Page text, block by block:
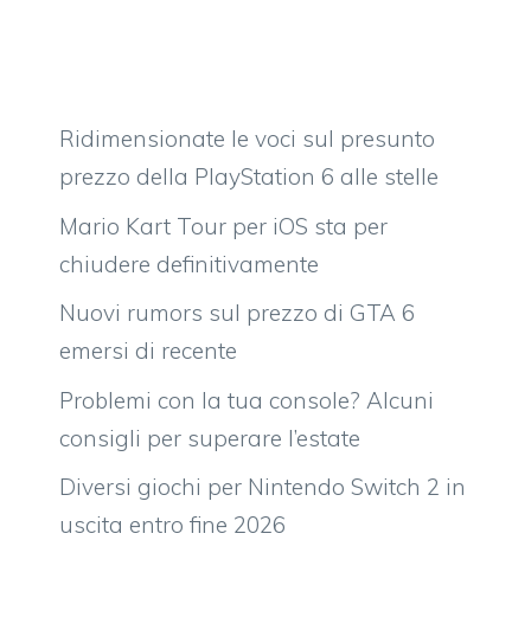
Ridimensionate le voci sul presunto
prezzo della PlayStation 6 alle stelle
Mario Kart Tour per iOS sta per
chiudere definitivamente
Nuovi rumors sul prezzo di GTA 6
emersi di recente
Problemi con la tua console? Alcuni
consigli per superare l’estate
Diversi giochi per Nintendo Switch 2 in
uscita entro fine 2026